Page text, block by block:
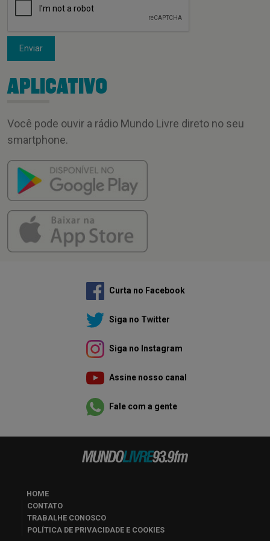
Enviar
APLICATIVO
Você pode ouvir a rádio Mundo Livre direto no seu
smartphone.
Curta no Facebook
Siga no Twitter
Siga no Instagram
Assine nosso canal
Fale com a gente
HOME
CONTATO
TRABALHE CONOSCO
POLÍTICA DE PRIVACIDADE E COOKIES